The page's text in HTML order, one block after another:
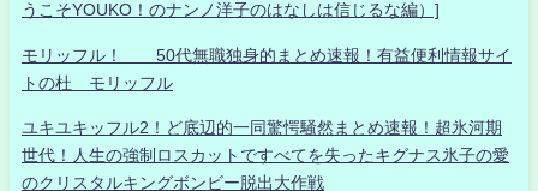
うこそYOUKO！のナンノ洋子のはなしは信じるな編）]
モリッフル！ 50代無職独身的まとめ速報！有益便利情報サイ
トの杜 モリッフル
ユキユキッフル2！ど底辺的一同驚愕騒然まとめ速報！超氷河期
世代！人生の強制ロスカットですべてを失ったキグナス氷子の愛
のクリスタルキングボンビー脱出大作戦